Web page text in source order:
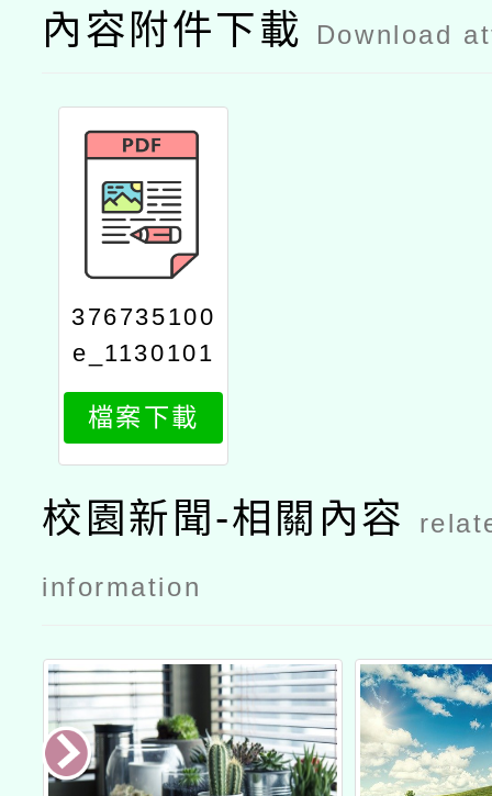
內容附件下載 Download
376735100
e_1130101
685_attach
2
檔案下載
校園新聞-相關內容
information